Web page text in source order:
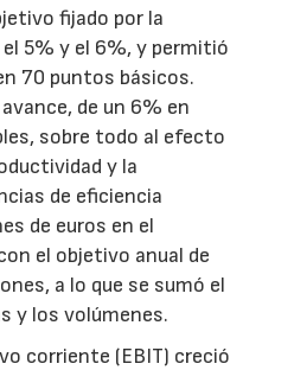
fijado por la
5% y el 6%, y permitió
70 puntos básicos.
de un 6% en
sobre todo al efecto
y la
de eficiencia
de euros en el
el objetivo anual de
a lo que se sumó el
y los volúmenes.
corriente (EBIT) creció